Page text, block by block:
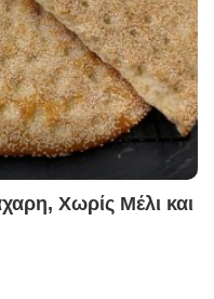
Χωρίς Μέλι και